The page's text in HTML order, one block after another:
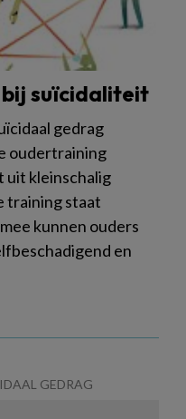
suïcidaliteit
gedrag
oudertraining
uit kleinschalig
training staat
kunnen ouders
en
GEDRAG